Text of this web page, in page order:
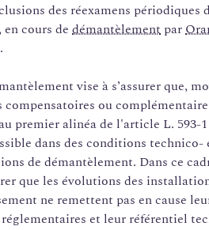
des réexamens périodiques
en cours de démantèlement par
vise à s’assurer que,
ou
premier alinéa de l'article L. 593-
dans des conditions technico-
de démantèlement. Dans ce
que les évolutions des
ne remettent pas en cause
et leur référentiel